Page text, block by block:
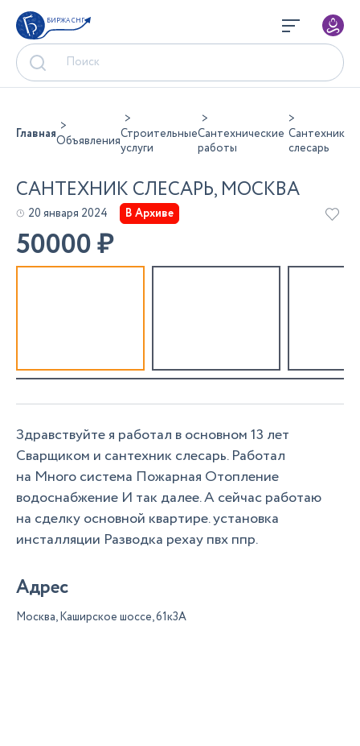
БИРЖА СНГ
ГлавнаяОбъявленияСтроительные
услуги
Сантехнические
работы
Сантехник
слесарь
САНТЕХНИК СЛЕСАРЬ, МОСКВА
20 января 2024 В Архиве
50000₽
Здравствуйте я работал в основном 13 лет
Сварщиком и сантехник слесарь. Работал
на Много система Пожарная Отопление
водоснабжение И так далее. А сейчас работаю
на сделку основной квартире. установка
инсталляции Разводка рехау пвх ппр.
Адрес
Москва, Каширское шоссе, 61к3А